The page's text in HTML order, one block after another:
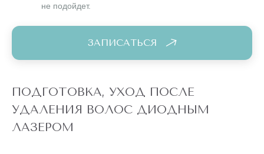
не подойдет.
ЗАПИСАТЬСЯ
ПОДГОТОВКА, УХОД ПОСЛЕ
УДАЛЕНИЯ ВОЛОС ДИОДНЫМ
ЛАЗЕРОМ